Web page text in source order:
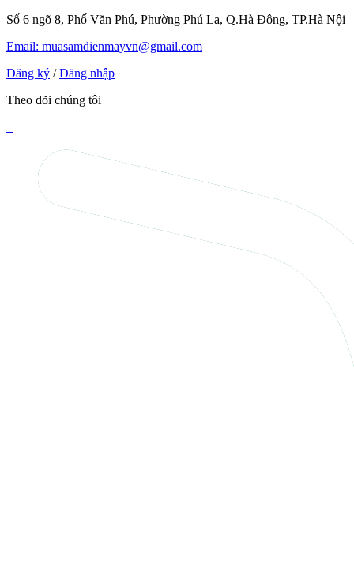
Số 6 ngõ 8, Phố Văn Phú, Phường Phú La, Q.Hà Đông, TP.Hà Nội
Email: muasamdienmayvn@gmail.com
Đăng ký / Đăng nhập
Theo dõi chúng tôi